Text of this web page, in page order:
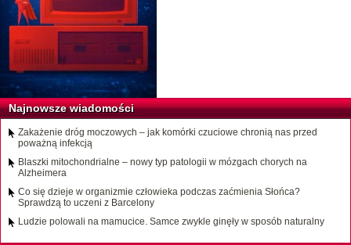
Najnowsze wiadomości
Zakażenie dróg moczowych – jak komórki czuciowe chronią nas przed
poważną infekcją
Blaszki mitochondrialne – nowy typ patologii w mózgach chorych na
Alzheimera
Co się dzieje w organizmie człowieka podczas zaćmienia Słońca?
Sprawdzą to uczeni z Barcelony
Ludzie polowali na mamucice. Samce zwykle ginęły w sposób naturalny